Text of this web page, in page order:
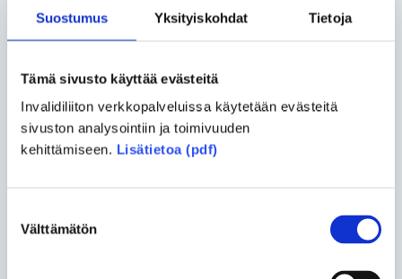
Suostumus Yksityiskohdat Tietoja
Tämä sivusto käyttää evästeitä
Invalidiliiton verkkopalveluissa käytetään evästeitä
sivuston analysointiin ja toimivuuden
kehittämiseen. Lisätietoa (pdf)
valinta
Välttämätön
yhteydessä ainoastaan opiskelijan luvalla. Opiskelija
yhteyttä hyvikseen.
– Yleensä se menee niin, että mitä kauempana
vanhemmat asuvat, sitä tiiviimpää on yhteistyö.
Toisaalta hyviksen rooli korostuu myös silloin, kun
Ihmissuhdetaidot ovat hyvisten